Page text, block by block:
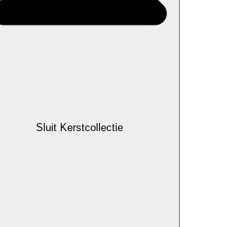
Sluit Kerstcollectie